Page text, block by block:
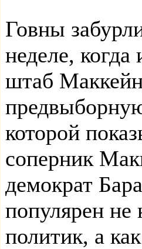
Говны
неделе,
штаб
которой
соперник
демократ
популярен не
политик, а